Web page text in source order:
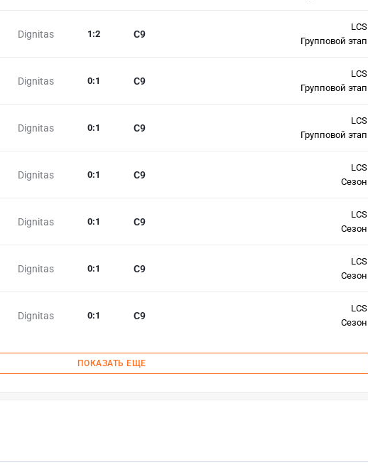
Dignitas C9
1 :2
LCS
Групповой этап
Dignitas C9
0:1
LCS
Групповой этап
Dignitas C9
0:1
LCS
Групповой этап
Dignitas C9
0:1
LCS
Сезон
Dignitas C9
0:1
LCS
Сезон
Dignitas C9
0:1
LCS
Сезон
Dignitas C9
0:1
LCS
Сезон
ПОКАЗАТЬ ЕЩЕ